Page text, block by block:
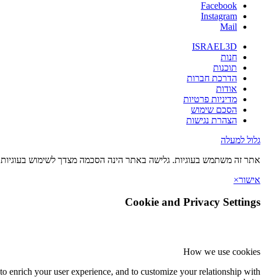
Facebook
Instagram
Mail
ISRAEL3D
חנות
תוכנות
הדרכת חברות
אודות
מדיניות פרטיות
הסכם שימוש
הצהרת נגישות
גלול למעלה
אתר זה משתמש בעוגיות. גלישה באתר הינה הסכמה מצדך לשימוש בעוגיות
אישור×
Cookie and Privacy Settings
How we use cookies
enrich your user experience, and to customize your relationship with